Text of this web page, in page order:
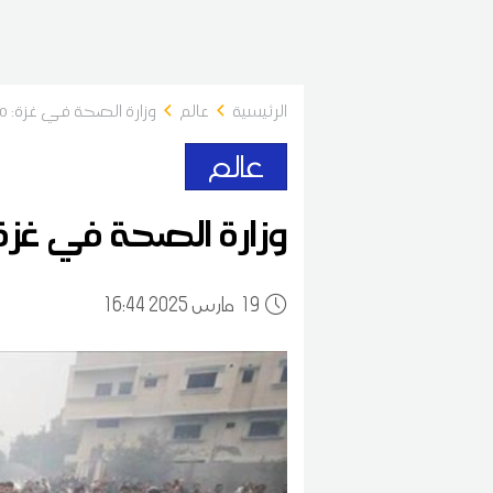
الرئيسية عالم وزارة الصحة في غزة: 970 شهيدا في غضون 48 ساعة
عالم
وزارة الصحة في غزة: 970 شهيدا في غضون
19 16:44 2025 مارس